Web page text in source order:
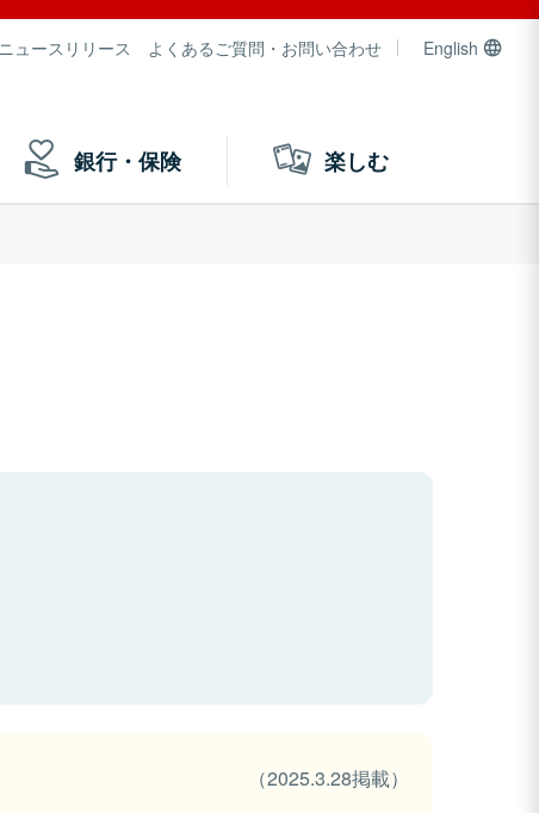
ニュースリリース よくあるご質問・お問い合わせ English
銀行・保険 楽しむ
（2025.3.28掲載）